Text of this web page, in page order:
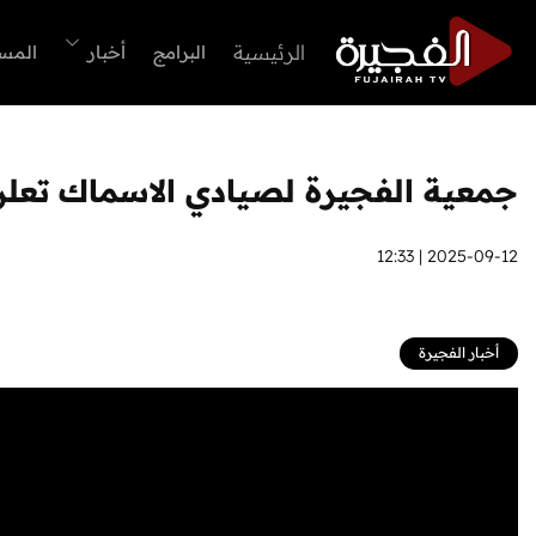
الرئيسية البرامج أخبار
جمعية الفجيرة لصيادي الاسماك
2025-09-12 | 12:33
أخبار الفجيرة